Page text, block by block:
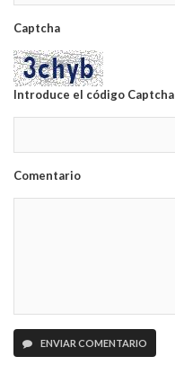
Captcha
Introduce el código Captcha
Comentario
ENVIAR COMENTARIO